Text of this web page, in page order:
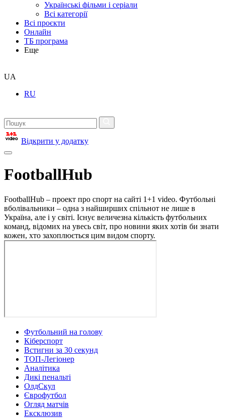
Українські фільми і серіали
Всі категорії
Всі проєкти
Онлайн
ТБ програма
Еще
UA
RU
Відкрити у додатку
FootballHub
FootballHub – проект про спорт на сайті 1+1 video. Футбольні
вболівальники – одна з найширших спільнот не лише в
Україна, але і у світі. Існує величезна кількість футбольних
команд, відомих на увесь світ, про новини яких хотів би знати
кожен, хто захоплюється цим видом спорту.
Футбольний на голову
Кіберспорт
Встигни за 30 секунд
ТОП-Легіонер
Аналітика
Дикі пенальті
ОлдСкул
Єврофутбол
Огляд матчів
Ексклюзив